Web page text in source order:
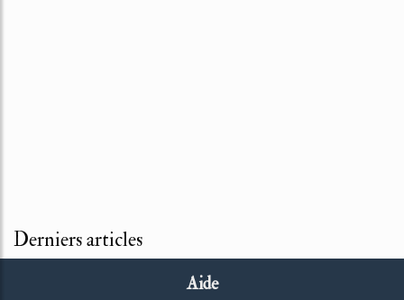
Derniers articles
Aide